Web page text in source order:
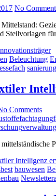
No
Steilvorlagen
Beleuchtung
sanierung
Comments
fachtagung
Intelligenz
bauwesen